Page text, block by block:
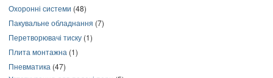
Охоронні системи (48)
Пакувальне обладнання (7)
Перетворювачі тиску (1)
Плита монтажна (1)
Пневматика (47)